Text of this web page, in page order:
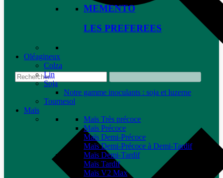
MEMENTO
LES PREFEREES
Oléagineux
Colza
Lin
Soja
Notre gamme inoculants : soja et luzerne
Tournesol
Maïs
Maïs Très précoce
Maïs Précoce
Maïs Demi-Précoce
Maïs Demi-Précoce à Demi-Tardif
Maïs Demi-Tardif
Maïs Tardif
Maïs V2 Max